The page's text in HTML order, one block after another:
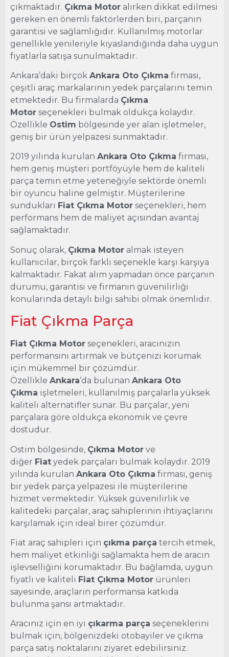
çıkmaktadır. Çıkma Motor alırken dikkat edilmesi
gereken en önemli faktörlerden biri, parçanın
garantisi ve sağlamlığıdır. Kullanılmış motorlar
genellikle yenileriyle kıyaslandığında daha uygun
fiyatlarla satışa sunulmaktadır.
Ankara’daki birçok Ankara Oto Çıkma firması,
çeşitli araç markalarının yedek parçalarını temin
etmektedir. Bu firmalarda Çıkma
Motor seçenekleri bulmak oldukça kolaydır.
Özellikle Ostim bölgesinde yer alan işletmeler,
geniş bir ürün yelpazesi sunmaktadır.
2019 yılında kurulan Ankara Oto Çıkma firması,
hem geniş müşteri portföyüyle hem de kaliteli
parça temin etme yeteneğiyle sektörde önemli
bir oyuncu haline gelmiştir. Müşterilerine
sundukları Fiat Çıkma Motor seçenekleri, hem
performans hem de maliyet açısından avantaj
sağlamaktadır.
Sonuç olarak, Çıkma Motor almak isteyen
kullanıcılar, birçok farklı seçenekle karşı karşıya
kalmaktadır. Fakat alım yapmadan önce parçanın
durumu, garantisi ve firmanın güvenilirliği
konularında detaylı bilgi sahibi olmak önemlidir.
Fiat Çıkma Parça
Fiat Çıkma Motor seçenekleri, aracınızın
performansını artırmak ve bütçenizi korumak
için mükemmel bir çözümdür.
Özellikle Ankara‘da bulunan Ankara Oto
Çıkma işletmeleri, kullanılmış parçalarla yüksek
kaliteli alternatifler sunar. Bu parçalar, yeni
parçalara göre oldukça ekonomik ve çevre
dostudur.
Ostim bölgesinde, Çıkma Motor ve
diğer Fiat yedek parçaları bulmak kolaydır. 2019
yılında kurulan Ankara Oto Çıkma firması, geniş
bir yedek parça yelpazesi ile müşterilerine
hizmet vermektedir. Yüksek güvenilirlik ve
kalitedeki parçalar, araç sahiplerinin ihtiyaçlarını
karşılamak için ideal birer çözümdür.
Fiat araç sahipleri için çıkma parça tercih etmek,
hem maliyet etkinliği sağlamakta hem de aracın
işlevselliğini korumaktadır. Bu bağlamda, uygun
fiyatlı ve kaliteli Fiat Çıkma Motor ürünleri
sayesinde, araçların performansa katkıda
bulunma şansı artmaktadır.
Aracınız için en iyi çıkarma parça seçeneklerini
bulmak için, bölgenizdeki otobayiler ve çıkma
parça satış noktalarını ziyaret edebilirsiniz.